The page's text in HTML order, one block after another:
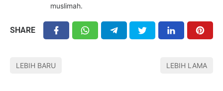
muslimah.
SHARE
LEBIH BARU LEBIH LAMA